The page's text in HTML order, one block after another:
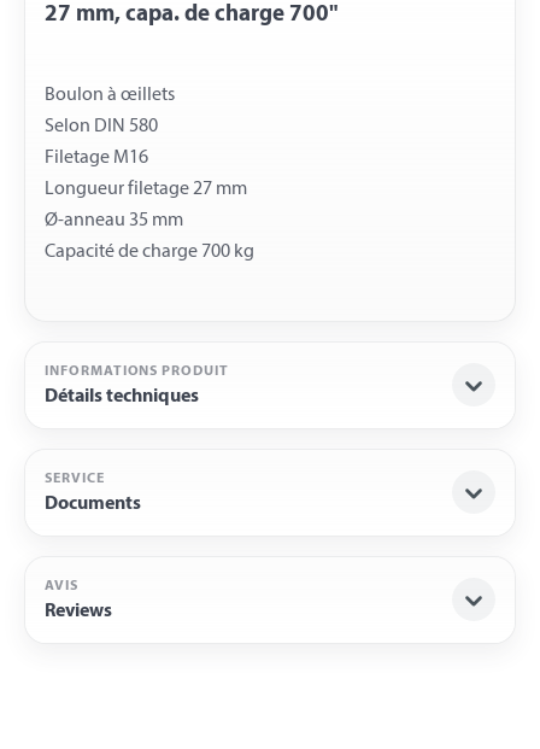
27 mm, capa. de charge 700"
Boulon à œillets
Selon DIN 580
Filetage M16
Longueur filetage 27 mm
Ø-anneau 35 mm
INFORMATIONS PRODUIT
Détails techniques
SERVICE
Documents
AVIS
Reviews